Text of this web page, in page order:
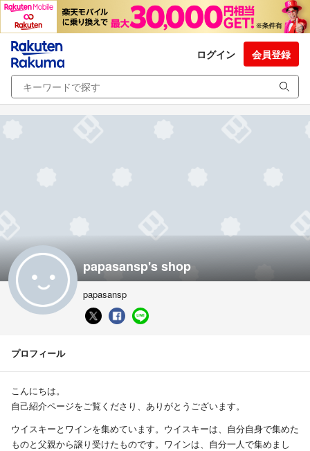
ログイン 会員登録
papasansp's shop
papasansp
プロフィール
こんにちは。
自己紹介ページをご覧くださり、ありがとうございます。
ウイスキーとワインを集めています。ウイスキーは、自分自身で集めた
ものと父親から譲り受けたものです。ワインは、自分一人で集めまし